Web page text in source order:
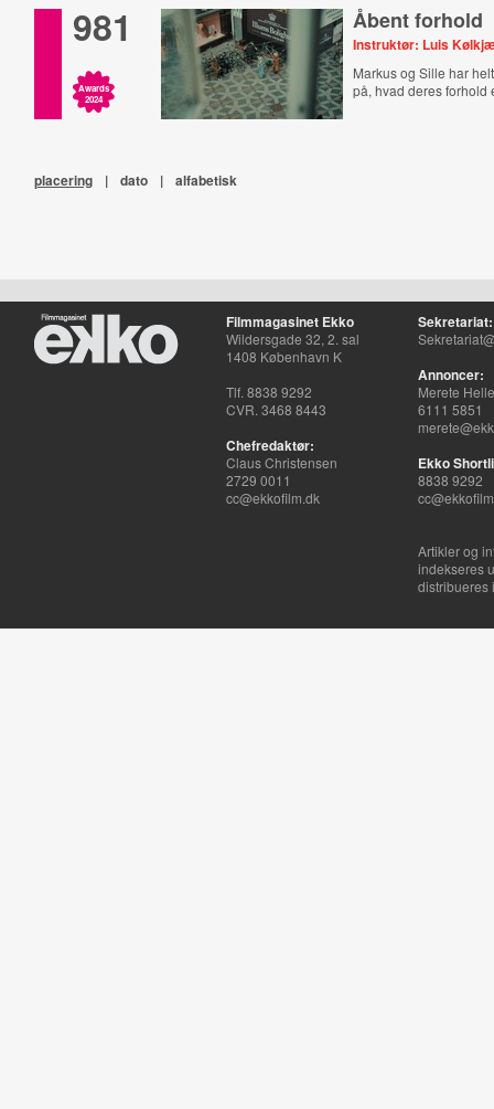
981
Awards
2024
Åbent forhold
Instruktør: Luis
Markus og Sille har
på, hvad deres forhold
placering | dato | alfabetisk
Filmmagasinet Ekko
Wildersgade 32, 2. sal
1408 København K
Tlf. 8838 9292
CVR. 3468 8443
Chefredaktør:
Claus Christensen
2729 0011
cc@ekkofilm.dk
Sekretariat:
Annoncer:
Merete
6111 5851
Ekko
8838 9292
Artikler og
indekseres
distribueres